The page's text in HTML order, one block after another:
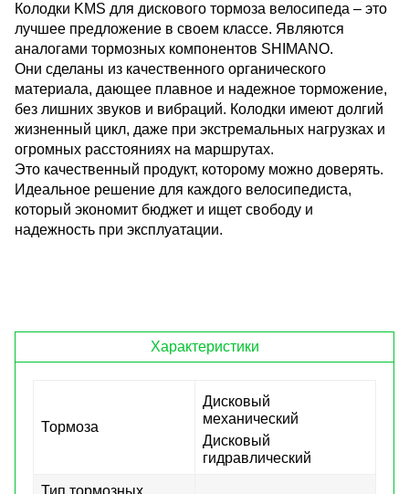
Колодки KMS для дискового тормоза велосипеда – это
лучшее предложение в своем классе. Являются
аналогами тормозных компонентов SHIMANO.
Они сделаны из качественного органического
материала, дающее плавное и надежное торможение,
без лишних звуков и вибраций. Колодки имеют долгий
жизненный цикл, даже при экстремальных нагрузках и
огромных расстояниях на маршрутах.
Это качественный продукт, которому можно доверять.
Идеальное решение для каждого велосипедиста,
который экономит бюджет и ищет свободу и
надежность при эксплуатации.
Характеристики
Тормоза
Дисковый
механический
Дисковый
гидравлический